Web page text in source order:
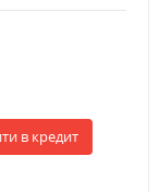
в кредит